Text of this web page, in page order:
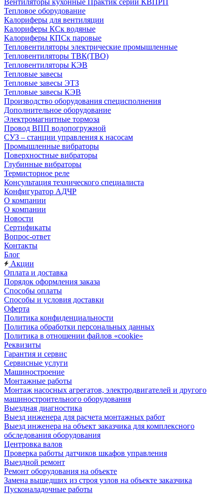
Вентиляторы кухонные Практик серии КВПРП
Тепловое оборудование
Калориферы для вентиляции
Калориферы КСк водяные
Калориферы КПСк паровые
Тепловентиляторы электрические промышленные
Тепловентиляторы ТВК(ТВО)
Тепловентиляторы КЭВ
Тепловые завесы
Тепловые завесы ЭТЗ
Тепловые завесы КЭВ
Производство оборудования специсполнения
Дополнительное оборудование
Электромагнитные тормоза
Провод ВПП водопогружной
СУЗ – станции управления к насосам
Промышленные вибраторы
Поверхностные вибраторы
Глубинные вибраторы
Термисторное реле
Консультация технического специалиста
Конфигуратор АДЧР
О компании
О компании
Новости
Сертификаты
Вопрос-ответ
Контакты
Блог
Акции
Оплата и доставка
Порядок оформления заказа
Способы оплаты
Способы и условия доставки
Оферта
Политика конфиденциальности
Политика обработки персональных данных
Политика в отношении файлов «cookie»
Реквизиты
Гарантия и сервис
Сервисные услуги
Машиностроение
Монтажные работы
Монтаж насосных агрегатов, электродвигателей и другого
машиностроительного оборудования
Выездная диагностика
Выезд инженера для расчета монтажных работ
Выезд инженера на объект заказчика для комплексного
обследования оборудования
Центровка валов
Проверка работы датчиков шкафов управления
Выездной ремонт
Ремонт оборудования на объекте
Замена вышедших из строя узлов на объекте заказчика
Пусконаладочные работы